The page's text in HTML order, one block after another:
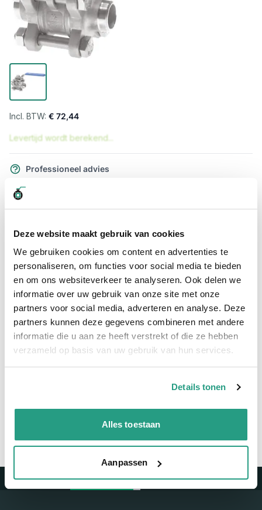
Deze website maakt gebruik van cookies
We gebruiken cookies om content en advertenties te
personaliseren, om functies voor social media te bieden
en om ons websiteverkeer te analyseren. Ook delen we
informatie over uw gebruik van onze site met onze
partners voor social media, adverteren en analyse. Deze
partners kunnen deze gegevens combineren met andere
informatie die u aan ze heeft verstrekt of die ze hebben
verzameld op basis van uw gebruik van hun services.
Details tonen
Alles toestaan
Aanpassen
€ 72,44
Levertijd wordt berekend...
Professioneel advies
Snel naar
Meer informatie
Meer informatie
Maatvoering koppeling 26,9 mm
Vragen? Neem dan nu contact op
We zijn beschikbaar van ma t/m vr van 08:00 tot 17:00 uur.
Neem contact met ons op
Trustpilot